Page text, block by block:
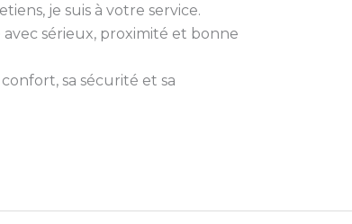
je suis à votre service.
sérieux, proximité et bonne
sa sécurité et sa